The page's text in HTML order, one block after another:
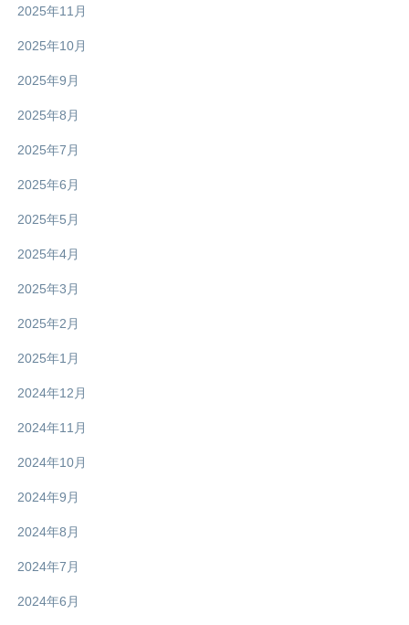
2025年11月
2025年10月
2025年9月
2025年8月
2025年7月
2025年6月
2025年5月
2025年4月
2025年3月
2025年2月
2025年1月
2024年12月
2024年11月
2024年10月
2024年9月
2024年8月
2024年7月
2024年6月